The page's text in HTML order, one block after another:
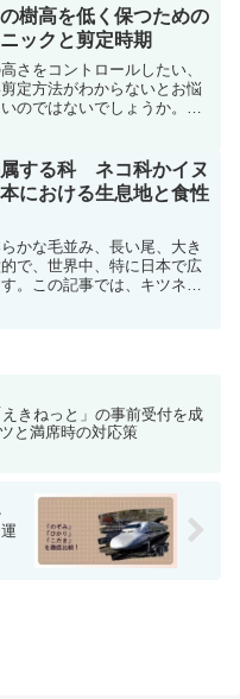
育つものもあります。多く
かべる大型の...
樹高を低く保つための
ックと剪定時期
さをコントロールしたい、
定方法がわからないとお悩
のではないでしょうか。サ
たい場合は、強めの剪定を
とが効果的で...
する科 ネコ科かイヌ
における生息地と食性
かな毛並み、長い尾、大き
で、世界中、特に日本で広
。この記事では、キツネが
ますが、一部の食品は与え
ん。
きねっと」の事前受付を成
と満席時の対応策